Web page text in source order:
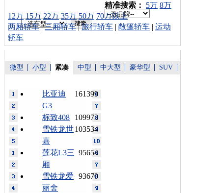
车型搜索：
精准搜索： 5万 8万
12万 15万 22万 35万 50万 70万以上
两厢轿车|三厢轿车|旅行轿车 | 敞篷轿车 | 运动
轿车
微型 小型 紧凑 中型 中大型 豪华型 SUV
161399
比亚迪
G3
109973
标致408
103534
雪铁龙世
嘉
95654
莲花L3三
厢
93670
雪铁龙爱
丽舍